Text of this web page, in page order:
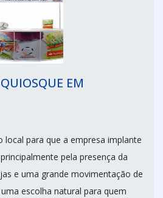
EM
local para que a empresa implante
pela presença da
e uma grande movimentação de
escolha natural para quem